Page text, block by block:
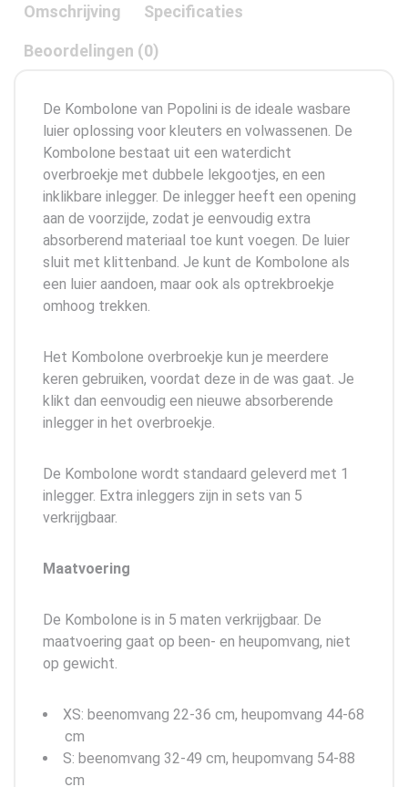
Omschrijving Specificaties
Beoordelingen (0)
De Kombolone van Popolini is de ideale wasbare
luier oplossing voor kleuters en volwassenen. De
Kombolone bestaat uit een waterdicht
overbroekje met dubbele lekgootjes, en een
inklikbare inlegger. De inlegger heeft een opening
aan de voorzijde, zodat je eenvoudig extra
absorberend materiaal toe kunt voegen. De luier
sluit met klittenband. Je kunt de Kombolone als
een luier aandoen, maar ook als optrekbroekje
omhoog trekken.
Het Kombolone overbroekje kun je meerdere
keren gebruiken, voordat deze in de was gaat. Je
klikt dan eenvoudig een nieuwe absorberende
inlegger in het overbroekje.
De Kombolone wordt standaard geleverd met 1
inlegger. Extra inleggers zijn in sets van 5
verkrijgbaar.
Maatvoering
De Kombolone is in 5 maten verkrijgbaar. De
maatvoering gaat op been- en heupomvang, niet
op gewicht.
XS: beenomvang 22-36 cm, heupomvang 44-68
cm
S: beenomvang 32-49 cm, heupomvang 54-88
cm